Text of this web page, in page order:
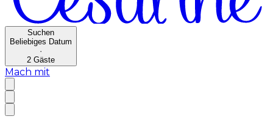
Suchen
Beliebiges Datum
·
2 Gäste
Mach mit